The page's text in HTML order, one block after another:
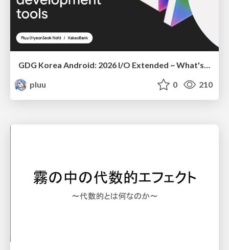
GDG Korea Android: 2026 I/O Extended ~ What's new in Android development tools
pluu
0 210